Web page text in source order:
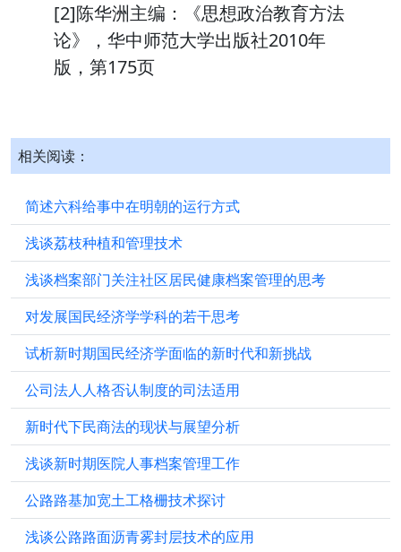
[2]陈华洲主编：《思想政治教育方法
论》，华中师范大学出版社2010年
版，第175页
相关阅读：
简述六科给事中在明朝的运行方式
浅谈荔枝种植和管理技术
浅谈档案部门关注社区居民健康档案管理的思考
对发展国民经济学学科的若干思考
试析新时期国民经济学面临的新时代和新挑战
公司法人人格否认制度的司法适用
新时代下民商法的现状与展望分析
浅谈新时期医院人事档案管理工作
公路路基加宽土工格栅技术探讨
浅谈公路路面沥青雾封层技术的应用